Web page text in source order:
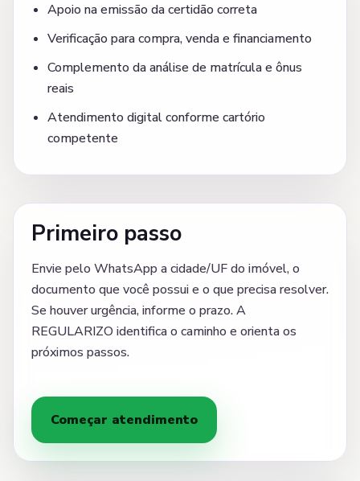
Apoio na emissão da certidão correta
Verificação para compra, venda e financiamento
Complemento da análise de matrícula e ônus
reais
Atendimento digital conforme cartório
competente
Primeiro passo
Envie pelo WhatsApp a cidade/UF do imóvel, o
documento que você possui e o que precisa resolver.
Se houver urgência, informe o prazo. A
REGULARIZO identifica o caminho e orienta os
próximos passos.
Começar atendimento